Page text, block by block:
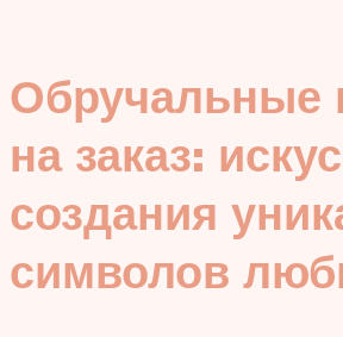
Обручальные
на заказ:
создания
символов